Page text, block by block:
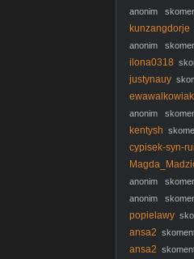
anonim
kunzangdorje
anonim
ilona0318
justynauy
Lektor PL
anonim
rodzinne
kentysh
cypisek-syn-
Cały film PL
anonim
#shorts
anonim
Tajemnica.
popielawy
ansa2
FỉLM W OPỉSỉE
ansa2